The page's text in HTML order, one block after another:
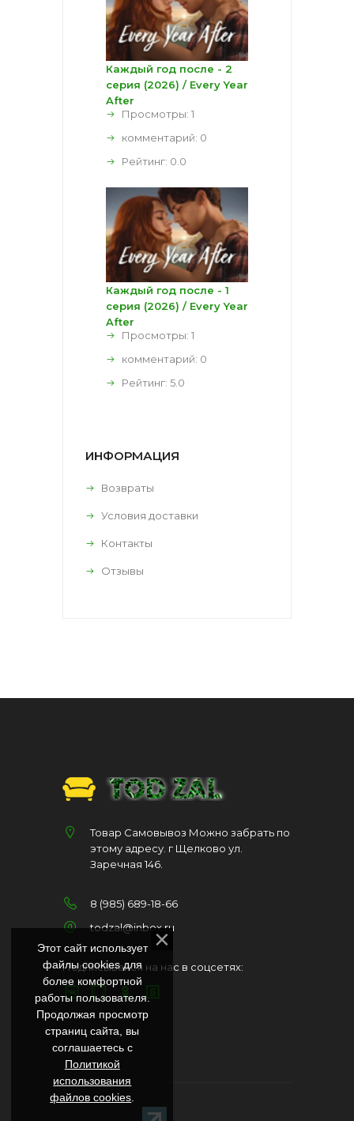
Каждый год после - 2
серия (2026) / Every Year
After
Просмотры: 1
комментарий: 0
Рейтинг: 0.0
Каждый год после - 1
серия (2026) / Every Year
After
Просмотры: 1
комментарий: 0
Рейтинг: 5.0
ИНФОРМАЦИЯ
Возвраты
Условия доставки
Контакты
Отзывы
Товар Самовывоз Можно забрать по
этому адресу. г Щелково ул.
Заречная 146.
8 (985) 689-18-66
todzal@inbox.ru
Подписывайся на нас в соцсетях:
Этот сайт использует
файлы cookies для
более комфортной
работы пользователя.
Продолжая просмотр
страниц сайта, вы
соглашаетесь с
Политикой
использования
файлов cookies